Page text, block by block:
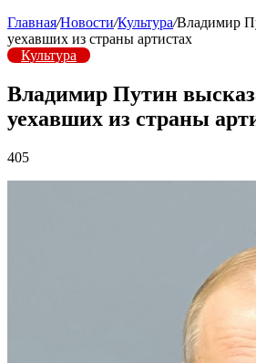
Главная/Новости/Культура/Владимир
уехавших из страны артистах
Культура
Владимир Путин
уехавших из страны
405